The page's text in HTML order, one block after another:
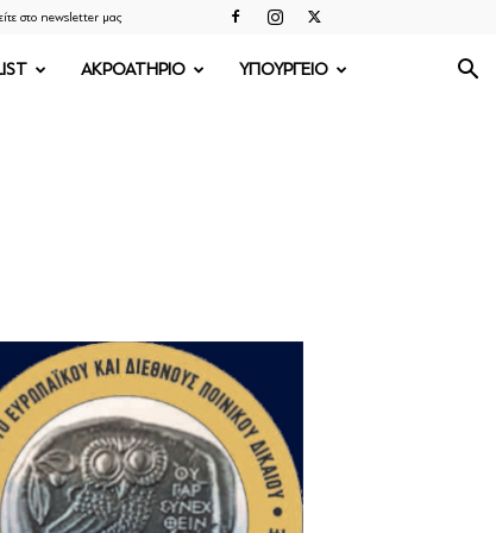
στο newsletter μας
ΑΚΡΟΑΤΗΡΙΟ ΥΠΟΥΡΓΕΙΟ